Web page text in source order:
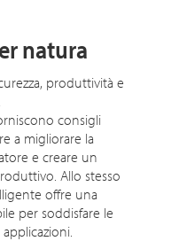
natura
produttività e
consigli
a migliorare la
e creare un
Allo stesso
offre una
per soddisfare le